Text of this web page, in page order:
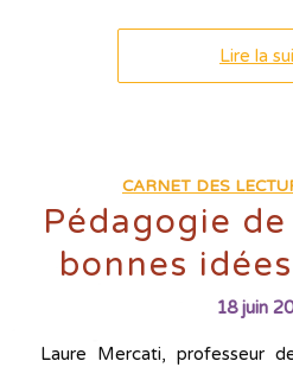
Lire la
CARNET DES
Pédagogie
bonnes
18 juin
Laure Mercati, professeur